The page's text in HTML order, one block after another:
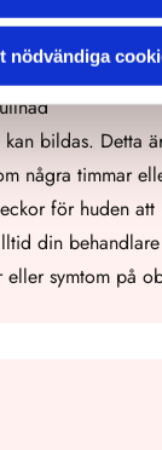
nödvändiga
kan bildas. Detta
några timmar
för huden att
din
eller symtom på